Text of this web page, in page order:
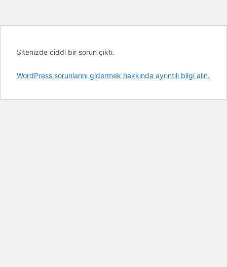
Sitenizde ciddi bir sorun çıktı.
WordPress sorunlarını gidermek hakkında ayrıntılı bilgi alın.